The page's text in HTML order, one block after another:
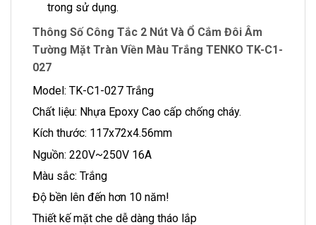
trong sử dụng.
Thông Số Công Tắc 2 Nút Và Ổ Cắm Đôi Âm
Tường Mặt Tràn Viền Màu Trắng TENKO TK-C1-
027
Model: TK-C1-027 Trắng
Chất liệu: Nhựa Epoxy Cao cấp chống cháy.
Kích thước: 117x72x4.56mm
Nguồn: 220V~250V 16A
Màu sắc: Trắng
Độ bền lên đến hơn 10 năm!
Thiết kế mặt che dễ dàng tháo lắp